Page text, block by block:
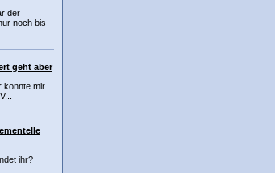
der
noch bis
geht aber
konnte mir
ihr?